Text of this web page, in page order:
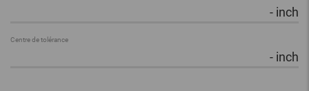
- inch
Centre de tolérance
- inch